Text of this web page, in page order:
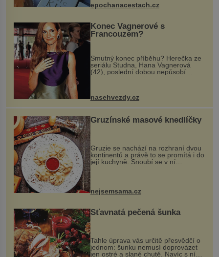
epochanacestach.cz
Konec Vagnerové s
Francouzem?
Smutný konec příběhu? Herečka ze
seriálu Studna, Hana Vagnerová
(42), poslední dobou nepůsobí
nasehvezdy.cz
Gruzínské masové knedlíčky
Gruzie se nachází na rozhraní dvou
kontinentů a právě to se promítá i do
její kuchyně. Snoubí se v ní
evropské a asijské chutě a díky tomu
vznikají rozmanité a chuťově bohaté
pokrmy, které rozhodně st...
nejsemsama.cz
Šťavnatá pečená šunka
Tahle úprava vás určitě přesvědčí o
jednom: šunku nemusí doprovázet
jen ostré a slané chutě. Navíc s ní